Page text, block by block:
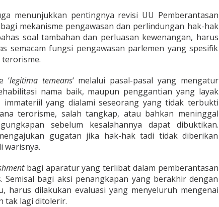
menunjukkan pentingnya revisi UU Pemberantasan
mekanisme pengawasan dan perlindungan hak-hak
soal tambahan dan perluasan kewenangan, harus
semacam fungsi pengawasan parlemen yang spesifik
‘legitima temeans‘ melalui pasal-pasal yang mengatur
nama baik, maupun penggantian yang layak
yang dialami seseorang yang tidak terbukti
terorisme, salah tangkap, atau bahkan meninggal
sebelum kesalahannya dapat dibuktikan.
gugatan jika hak-hak tadi tidak diberikan
warisnya.
bagi aparatur yang terlibat dalam pemberantasan
bagi aksi penangkapan yang berakhir dengan
harus dilakukan evaluasi yang menyeluruh mengenai
tak lagi ditolerir.